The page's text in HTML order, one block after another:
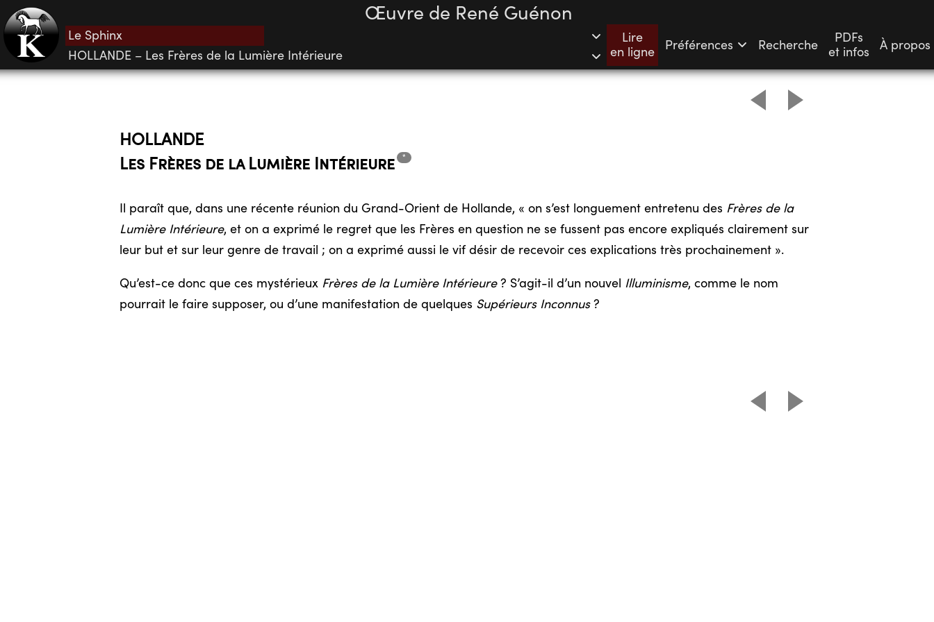
Œuvre de René Guénon
Le Sphinx
HOLLANDE – Les Frères de la Lumière Intérieure
Lire
en ligne
Préférences Recherche
PDFs
et infos
À propos
HOLLANDE
Les Frères de la Lumière Intérieure *
Il paraît que, dans une récente réunion du Grand-Orient de Hollande, « on s’est longuement entretenu des Frères de la
Lumière Intérieure, et on a exprimé le regret que les Frères en question ne se fussent pas encore expliqués clairement sur
leur but et sur leur genre de travail ; on a exprimé aussi le vif désir de recevoir ces explications très prochainement ».
Qu’est-ce donc que ces mystérieux Frères de la Lumière Intérieure? S’agit-il d’un nouvel Illuminisme, comme le nom
pourrait le faire supposer, ou d’une manifestation de quelques Supérieurs Inconnus?